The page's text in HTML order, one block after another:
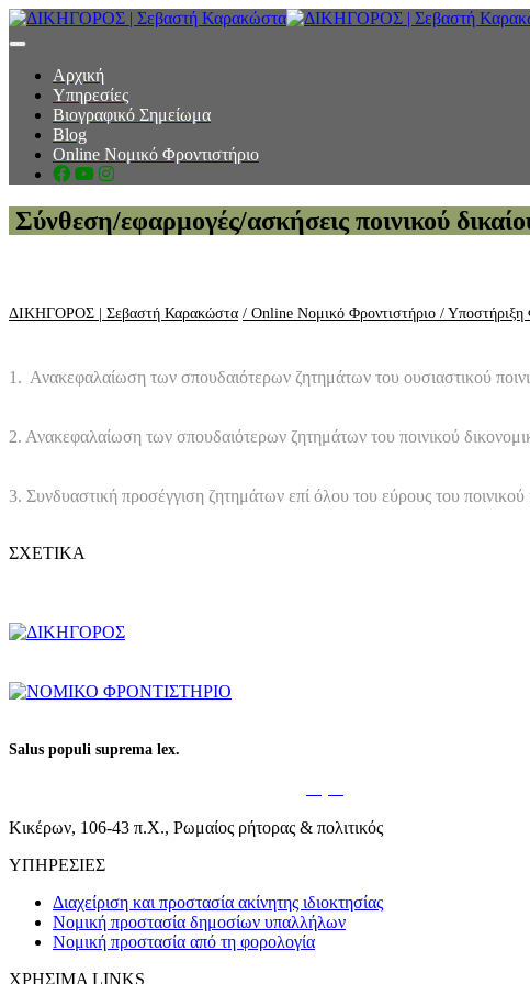
toggle navigation
Αρχική
Υπηρεσίες
Βιογραφικό Σημείωμα
Blog
Online Νομικό Φροντιστήριο
Σύνθεση/εφαρμογές/ασκήσεις ποινικού
ΔΙΚΗΓΟΡΟΣ | Σεβαστή Καρακώστα / Online Νομικό Φροντιστήριο / Υποστήριξη
1. Ανακεφαλαίωση των σπουδαιότερων ζητημάτων του ουσιαστικού
2. Ανακεφαλαίωση των σπουδαιότερων ζητημάτων του ποινικού
3. Συνδυαστική προσέγγιση ζητημάτων επί όλου του εύρους του ποινικού
ΣΧΕΤΙΚΑ
Salus populi suprema lex.
Κικέρων, 106-43 π.Χ., Ρωμαίος ρήτορας & πολιτικός
ΥΠΗΡΕΣΙΕΣ
Διαχείριση και προστασία ακίνητης ιδιοκτησίας
Νομική προστασία δημοσίων υπαλλήλων
Νομική προστασία από τη φορολογία
ΧΡΗΣΙΜΑ LINKS